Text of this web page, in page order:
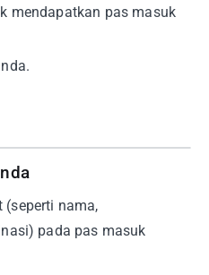
mendapatkan pas masuk
nama,
pada pas masuk